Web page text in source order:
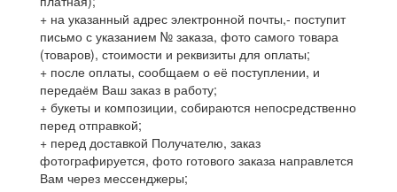
+ на указанный адрес электронной почты,- поступит
письмо с указанием № заказа, фото самого товара
(товаров), стоимости и реквизиты для оплаты;
+ после оплаты, сообщаем о её поступлении, и
передаём Ваш заказ в работу;
+ букеты и композиции, собираются непосредственно
перед отправкой;
+ перед доставкой Получателю, заказ
фотографируется, фото готового заказа направлется
Вам через мессенджеры;